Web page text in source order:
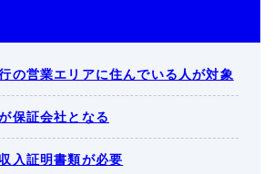
の営業エリアに住んでいる人が対象
保証会社となる
入証明書類が必要